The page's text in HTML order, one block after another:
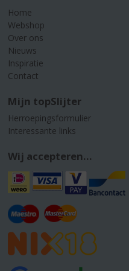
Home
Webshop
Over ons
Nieuws
Inspiratie
Contact
Mijn topSlijter
Herroepingsformulier
Interessante links
Wij accepteren...